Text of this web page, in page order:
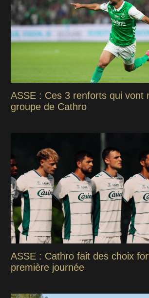
ASSE : Ces 3 renforts qui vont
groupe de Cathro
ASSE : Cathro fait des choix
première journée